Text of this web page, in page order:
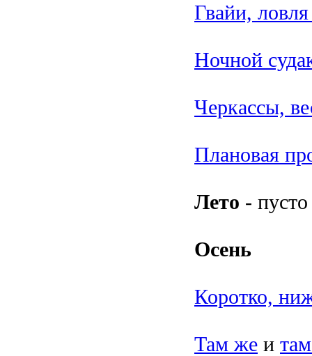
Гвайи,
Ночной
Черкассы,
Плановая
Лето -
Осень
Коротко,
Там же и